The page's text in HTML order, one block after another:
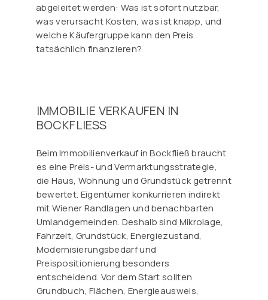
abgeleitet werden: Was ist sofort nutzbar,
was verursacht Kosten, was ist knapp, und
welche Käufergruppe kann den Preis
tatsächlich finanzieren?
IMMOBILIE VERKAUFEN IN
BOCKFLIESS
Beim Immobilienverkauf in Bockfließ braucht
es eine Preis- und Vermarktungsstrategie,
die Haus, Wohnung und Grundstück getrennt
bewertet. Eigentümer konkurrieren indirekt
mit Wiener Randlagen und benachbarten
Umlandgemeinden. Deshalb sind Mikrolage,
Fahrzeit, Grundstück, Energiezustand,
Modernisierungsbedarf und
Preispositionierung besonders
entscheidend. Vor dem Start sollten
Grundbuch, Flächen, Energieausweis,